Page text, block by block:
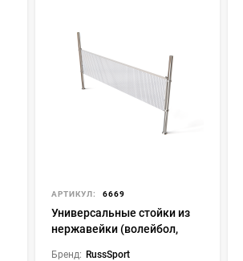
АРТИКУЛ: 6669
Универсальные стойки из
нержавейки (волейбол,
Бренд: RussSport